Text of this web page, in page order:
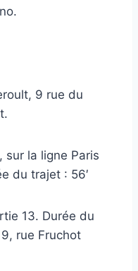
9 rue du
sur la ligne Paris
du trajet : 56′
13. Durée du
rue Fruchot